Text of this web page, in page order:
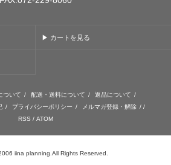
▶ カートを見る
ついて / 配送・送料について / 返品について /
/ プライバシーポリシー / メルマガ登録・解除 / /
RSS / ATOM
iina planning.All Rights Reserved.